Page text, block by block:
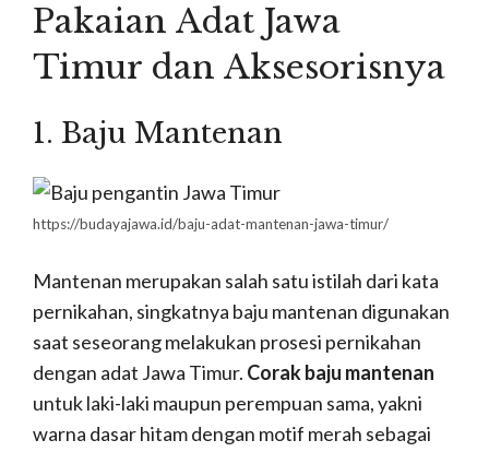
Pakaian Adat Jawa
Timur dan Aksesorisnya
1. Baju Mantenan
https://budayajawa.id/baju-adat-mantenan-jawa-timur/
Mantenan merupakan salah satu istilah dari kata
pernikahan, singkatnya baju mantenan digunakan
saat seseorang melakukan prosesi pernikahan
dengan adat Jawa Timur. Corak baju mantenan
untuk laki-laki maupun perempuan sama, yakni
warna dasar hitam dengan motif merah sebagai